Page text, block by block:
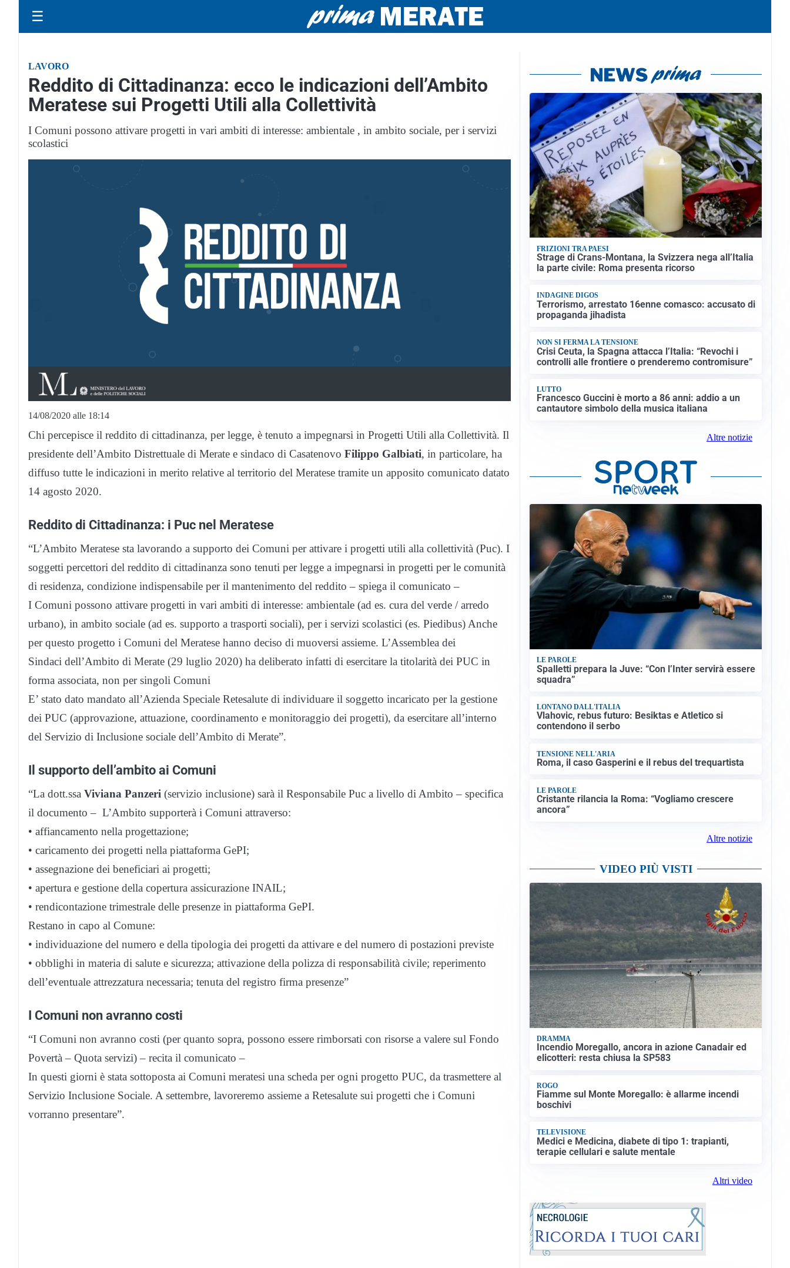
☰
LAVORO
Reddito di Cittadinanza: ecco le indicazioni dell’Ambito
Meratese sui Progetti Utili alla Collettività
I Comuni possono attivare progetti in vari ambiti di interesse: ambientale , in ambito sociale, per i servizi
scolastici
14/08/2020 alle 18:14
Chi percepisce il reddito di cittadinanza, per legge, è tenuto a impegnarsi in Progetti Utili alla Collettività. Il
presidente dell’Ambito Distrettuale di Merate e sindaco di Casatenovo Filippo Galbiati, in particolare, ha
diffuso tutte le indicazioni in merito relative al territorio del Meratese tramite un apposito comunicato datato
14 agosto 2020.
Reddito di Cittadinanza: i Puc nel Meratese
“L’Ambito Meratese sta lavorando a supporto dei Comuni per attivare i progetti utili alla collettività (Puc). I
soggetti percettori del reddito di cittadinanza sono tenuti per legge a impegnarsi in progetti per le comunità
di residenza, condizione indispensabile per il mantenimento del reddito – spiega il comunicato –
I Comuni possono attivare progetti in vari ambiti di interesse: ambientale (ad es. cura del verde / arredo
urbano), in ambito sociale (ad es. supporto a trasporti sociali), per i servizi scolastici (es. Piedibus) Anche
per questo progetto i Comuni del Meratese hanno deciso di muoversi assieme. L’Assemblea dei
Sindaci dell’Ambito di Merate (29 luglio 2020) ha deliberato infatti di esercitare la titolarità dei PUC in
forma associata, non per singoli Comuni
E’ stato dato mandato all’Azienda Speciale Retesalute di individuare il soggetto incaricato per la gestione
dei PUC (approvazione, attuazione, coordinamento e monitoraggio dei progetti), da esercitare all’interno
del Servizio di Inclusione sociale dell’Ambito di Merate”.
Il supporto dell’ambito ai Comuni
“La dott.ssa Viviana Panzeri (servizio inclusione) sarà il Responsabile Puc a livello di Ambito – specifica
il documento – L’Ambito supporterà i Comuni attraverso:
• affiancamento nella progettazione;
• caricamento dei progetti nella piattaforma GePI;
• assegnazione dei beneficiari ai progetti;
• apertura e gestione della copertura assicurazione INAIL;
• rendicontazione trimestrale delle presenze in piattaforma GePI.
Restano in capo al Comune:
• individuazione del numero e della tipologia dei progetti da attivare e del numero di postazioni previste
• obblighi in materia di salute e sicurezza; attivazione della polizza di responsabilità civile; reperimento
dell’eventuale attrezzatura necessaria; tenuta del registro firma presenze”
I Comuni non avranno costi
“I Comuni non avranno costi (per quanto sopra, possono essere rimborsati con risorse a valere sul Fondo
Povertà – Quota servizi) – recita il comunicato –
In questi giorni è stata sottoposta ai Comuni meratesi una scheda per ogni progetto PUC, da trasmettere al
Servizio Inclusione Sociale. A settembre, lavoreremo assieme a Retesalute sui progetti che i Comuni
vorranno presentare”.
FRIZIONI TRA PAESI
Strage di Crans-Montana, la Svizzera nega all’Italia
la parte civile: Roma presenta ricorso
INDAGINE DIGOS
Terrorismo, arrestato 16enne comasco: accusato di
propaganda jihadista
NON SI FERMA LA TENSIONE
Crisi Ceuta, la Spagna attacca l’Italia: “Revochi i
controlli alle frontiere o prenderemo contromisure”
LUTTO
Francesco Guccini è morto a 86 anni: addio a un
cantautore simbolo della musica italiana
Altre notizie
LE PAROLE
Spalletti prepara la Juve: “Con l’Inter servirà essere
squadra”
LONTANO DALL'ITALIA
Vlahovic, rebus futuro: Besiktas e Atletico si
contendono il serbo
TENSIONE NELL'ARIA
Roma, il caso Gasperini e il rebus del trequartista
LE PAROLE
Cristante rilancia la Roma: “Vogliamo crescere
ancora”
Altre notizie
VIDEO PIÙ VISTI
DRAMMA
Incendio Moregallo, ancora in azione Canadair ed
elicotteri: resta chiusa la SP583
ROGO
Fiamme sul Monte Moregallo: è allarme incendi
boschivi
TELEVISIONE
Medici e Medicina, diabete di tipo 1: trapianti,
terapie cellulari e salute mentale
Altri video